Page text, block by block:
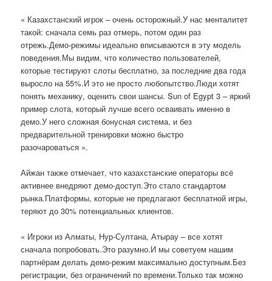
« Казахстанский игрок – очень осторожный.У нас менталитет
такой: сначала семь раз отмерь, потом один раз
отрежь.Демо-режимы идеально вписываются в эту модель
поведения.Мы видим, что количество пользователей,
которые тестируют слоты бесплатно, за последние два года
выросло на 55%.И это не просто любопытство.Люди хотят
понять механику, оценить свои шансы. Sun of Egypt 3 – яркий
пример слота, который лучше всего осваивать именно в
демо.У него сложная бонусная система, и без
предварительной тренировки можно быстро
разочароваться ».
Айжан также отмечает, что казахстанские операторы всё
активнее внедряют демо-доступ.Это стало стандартом
рынка.Платформы, которые не предлагают бесплатной игры,
теряют до 30% потенциальных клиентов.
« Игроки из Алматы, Нур-Султана, Атырау – все хотят
сначала попробовать.Это разумно.И мы советуем нашим
партнёрам делать демо-режим максимально доступным.Без
регистрации, без ограничений по времени.Только так можно